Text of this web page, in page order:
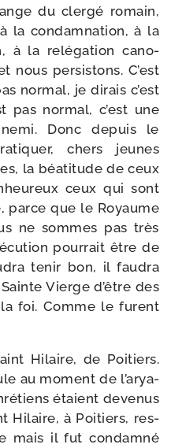
du cler­gé romain,
la condam­na­tion, à la
à la relé­ga­tion cano­
nous per­sis­tons. C’est
nor­mal, je dirais c’est
pas nor­mal, c’est une
Donc depuis le
chers jeunes
la béa­ti­tude de ceux
ceux qui sont
parce que le Royaume
ne sommes pas très
pour­rait être de
tenir bon, il fau­dra
Vierge d’être des
foi. Comme le furent
Hilaire, de Poitiers.
au moment de l’a­rya­
étaient deve­nus
Hilaire, à Poitiers, res­
mais il fut condam­né